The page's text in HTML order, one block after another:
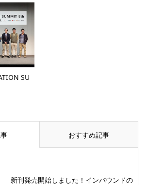
SU
おすすめ記事
新刊発売開始しました！インバウンドの